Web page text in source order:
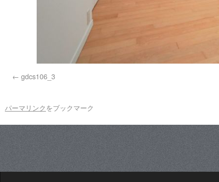
gdcs106_3
パーマリンクをブックマーク